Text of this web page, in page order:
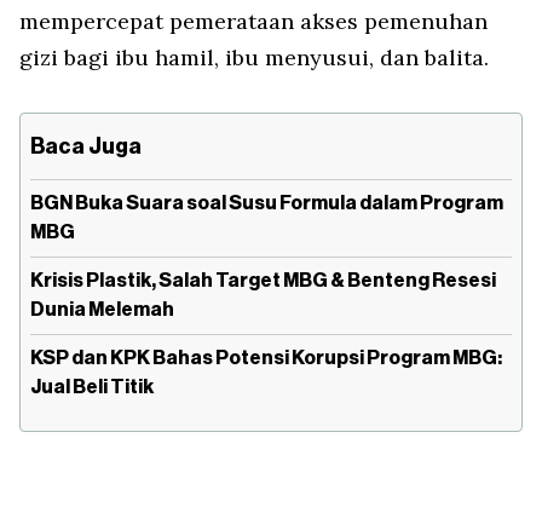
mempercepat pemerataan akses pemenuhan
gizi bagi ibu hamil, ibu menyusui, dan balita.
Baca Juga
BGN Buka Suara soal Susu Formula dalam Program
MBG
Krisis Plastik, Salah Target MBG & Benteng Resesi
Dunia Melemah
KSP dan KPK Bahas Potensi Korupsi Program MBG:
Jual Beli Titik